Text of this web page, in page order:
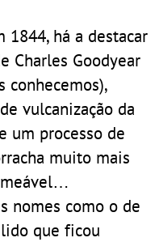
1844, há a destacar
Charles Goodyear
conhecemos),
vulcanização da
um processo de
muito mais
nomes como o de
que ficou